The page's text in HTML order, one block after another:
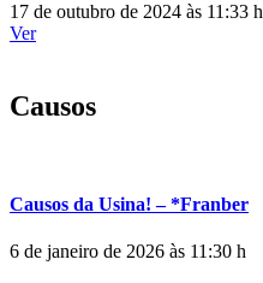
17 de outubro de 2024 às 11:33 h
Ver
Causos
Causos da Usina! – *Franber
6 de janeiro de 2026 às 11:30 h